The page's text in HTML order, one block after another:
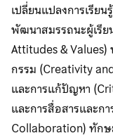
เปลี่ยนแปลงการเรีย
พัฒนาสมรรถนะผู้เรีย
Attitudes & Values)
กรรม (Creativity
และการแก้ปัญหา
และการสื่อสารและก
Collaboration) ทักษ